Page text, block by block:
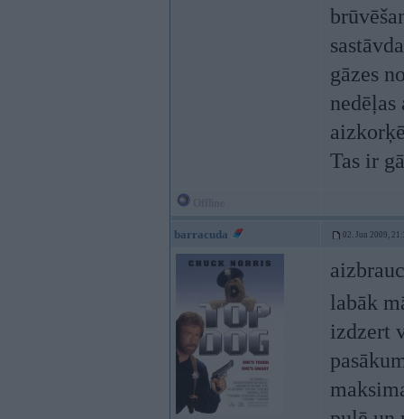
gāzes
Tas ir
barracuda 02. Jun 2009,
labāk
izdzert